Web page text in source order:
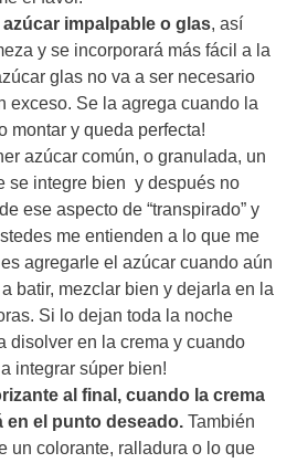
impalpable o glas, así
y se incorporará más fácil a la
glas no va a ser necesario
exceso. Se la agrega cuando la
montar y queda perfecta!
azúcar común, o granulada, un
se integre bien y después no
ese aspecto de “transpirado” y
me entienden a lo que me
agregarle el azúcar cuando aún
batir, mezclar bien y dejarla en la
Si lo dejan toda la noche
disolver en la crema y cuando
integrar súper bien!
al final, cuando la crema
en el punto deseado. También
un colorante, ralladura o lo que